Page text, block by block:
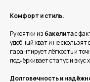
Комфорт и стиль.
Рукоятки из бакелитас
удобный хват и не скользят
гарантирует лёгкость и
подчёркивает статус и вкус
Долговечность и